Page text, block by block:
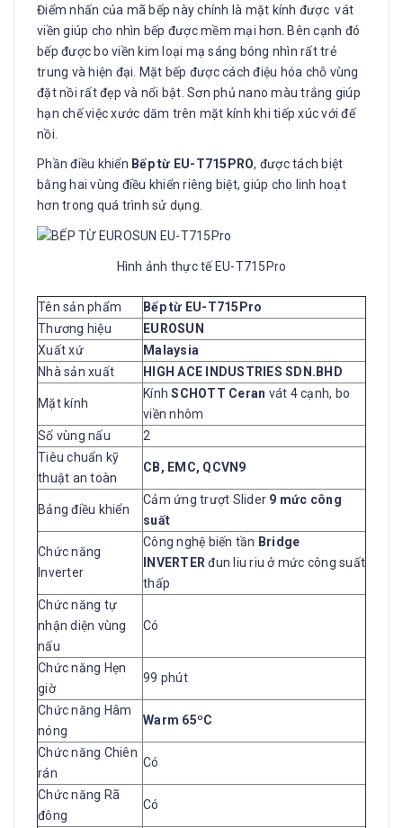
Điểm nhấn của mã bếp này chính là mặt kính được vát
viền giúp cho nhìn bếp được mềm mại hơn. Bên cạnh đó
bếp được bo viền kim loại mạ sáng bóng nhìn rất trẻ
trung và hiện đại. Mặt bếp được cách điệu hóa chỗ vùng
đặt nồi rất đẹp và nổi bật. Sơn phủ nano màu trắng giúp
hạn chế việc xước dăm trên mặt kính khi tiếp xúc với đế
nồi.
Phần điều khiển Bếp từ EU-T715PRO, được tách biệt
bằng hai vùng điều khiển riêng biệt, giúp cho linh hoạt
hơn trong quá trình sử dụng.
Hình ảnh thực tế EU-T715Pro
Tên sản phẩm
Bếp từ EU-T715Pro
Thương hiệu
EUROSUN
Xuất xứ
Malaysia
Nhà sản xuất
HIGH ACE INDUSTRIES SDN.BHD
Mặt kính
KínhSCHOTT Ceran vát 4 cạnh, bo
viền nhôm
Số vùng nấu
2
Tiêu chuẩn kỹ
thuật an toàn
CB, EMC, QCVN9
Bảng điều khiển
Cảm ứng trượt Slider 9 mức công
suất
Chức năng
Inverter
Công nghệ biến tần Bridge
INVERTER đun liu riu ở mức công suất
thấp
Chức năng tự
nhận diện vùng
nấu
Có
Chức năng Hẹn
giờ
99 phút
Chức năng Hâm
nóng
Warm 65ºC
Chức năng Chiên
rán
Có
Chức năng Rã
đông
Có